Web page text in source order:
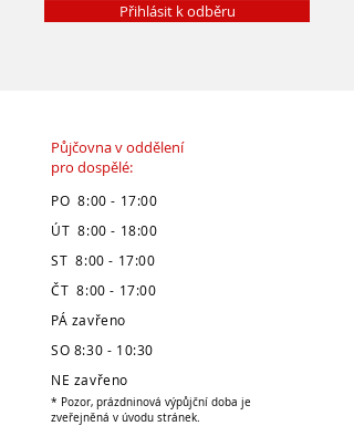
Přihlásit k odběru
Půjčovna v oddělení
pro dospělé:
PO 8:00 - 17:00
ÚT 8:00 - 18:00
ST 8:00 - 17:00
ČT 8:00 - 17:00
PÁ zavřeno
SO 8:30 - 10:30
NE zavřeno
* Pozor, prázdninová výpůjční doba je
zveřejněná v úvodu stránek.